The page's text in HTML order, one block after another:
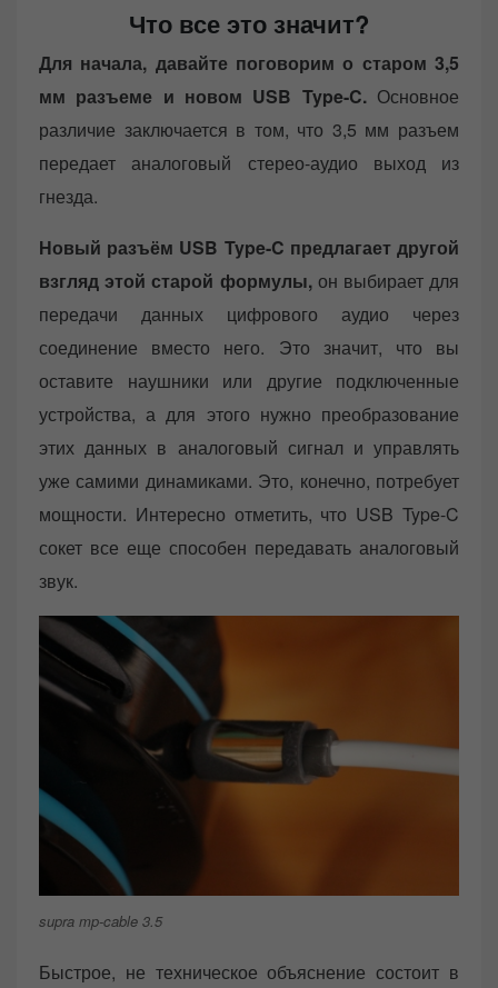
Что все это значит?
Для начала, давайте поговорим о старом 3,5
мм разъеме и новом USB Type-C.Основное
различие заключается в том, что 3,5 мм разъем
передает аналоговый стерео-аудио выход из
гнезда.
Новый разъём USB Type-C предлагает другой
взгляд этой старой формулы,он выбирает для
передачи данных цифрового аудио через
соединение вместо него. Это значит, что вы
оставите наушники или другие подключенные
устройства, а для этого нужно преобразование
этих данных в аналоговый сигнал и управлять
уже самими динамиками. Это, конечно, потребует
мощности. Интересно отметить, что USB Type-C
сокет все еще способен передавать аналоговый
звук.
supra mp-cable 3.5
Быстрое, не техническое объяснение состоит в